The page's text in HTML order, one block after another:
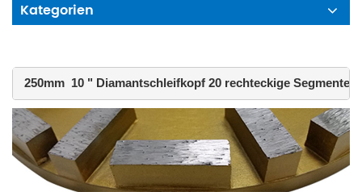
Kategorien
250mm  10 " Diamantschleifkopf 20 rechteckige Segmente